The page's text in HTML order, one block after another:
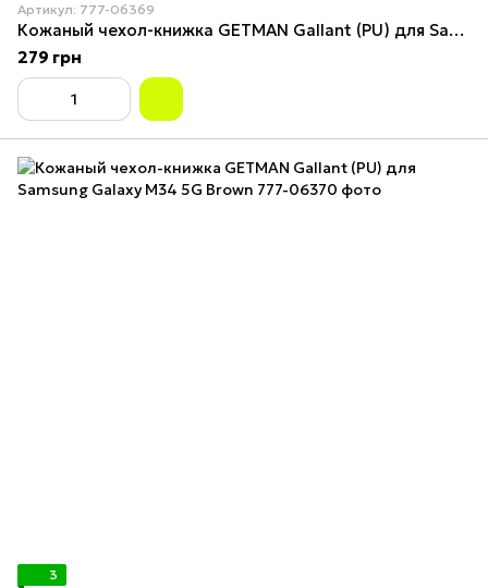
Артикул: 777-06369
Кожаный чехол-книжка GETMAN Gallant (PU) для Samsung Galaxy M34 5G Green
279 грн
3